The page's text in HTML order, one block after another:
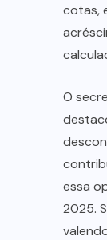
cotas,
O
essa
2025.